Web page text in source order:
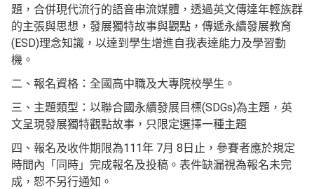
題，合併現代流行的語音串流媒體，透過英文傳達年輕族群
的主張與思想，發展獨特故事與觀點，傳遞永續發展教育
(ESD)理念知識，以達到學生增進自我表達能力及學習動
機。
二、報名資格：全國高中職及大專院校學生。
三、主題類型：以聯合國永續發展目標(SDGs)為主題，英
文呈現發展獨特觀點故事，只限定選擇一種主題
四、報名及收件期限為111年 7月 8日止，參賽者應於規定
時間內「同時」完成報名及投稿。表件缺漏視為報名未完
成，恕不另行通知。